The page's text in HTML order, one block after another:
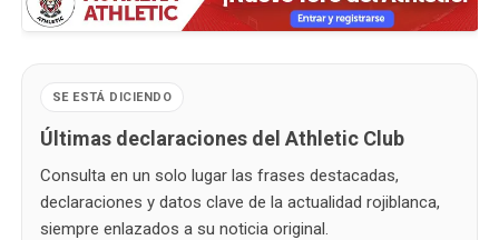
SE ESTÁ DICIENDO
Últimas declaraciones del Athletic Club
Consulta en un solo lugar las frases destacadas,
declaraciones y datos clave de la actualidad rojiblanca,
siempre enlazados a su noticia original.